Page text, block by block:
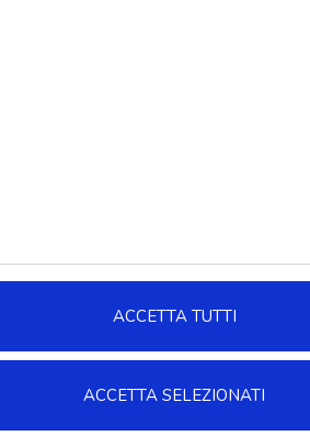
ACCETTA TUTTI
ACCETTA SELEZIONATI